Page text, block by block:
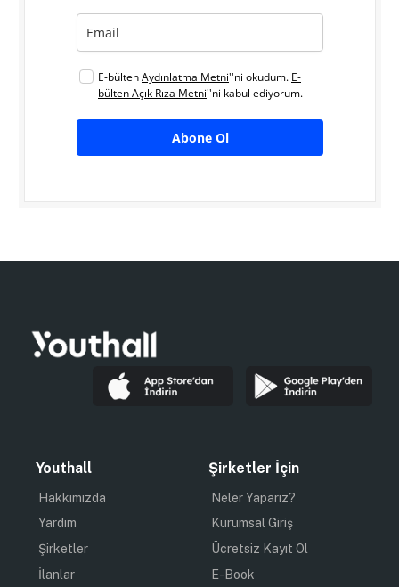
E-bültenAydınlatma Metni''ni okudum. E-
bülten Açık Rıza Metni''ni kabul ediyorum.
Abone Ol
Youthall
Hakkımızda
Yardım
Şirketler
İlanlar
Şirketler İçin
Neler Yaparız?
Kurumsal Giriş
Ücretsiz Kayıt Ol
E-Book